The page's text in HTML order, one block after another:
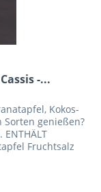
-...
Kokos-
Sorten genießen?
Fruchtsalz